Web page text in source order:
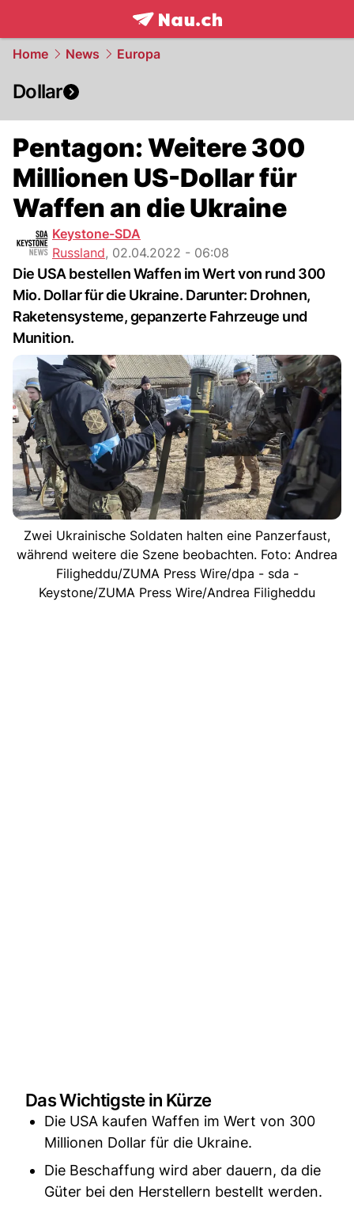
frontpage.NAU.ch
Home News Europa
Dollar
Pentagon: Weitere 300
Millionen US-Dollar für
Waffen an die Ukraine
Keystone-SDA
Russland, 02.04.2022 - 06:08
Die USA bestellen Waffen im Wert von rund 300
Mio. Dollar für die Ukraine. Darunter: Drohnen,
Raketensysteme, gepanzerte Fahrzeuge und
Munition.
Zwei Ukrainische Soldaten halten eine Panzerfaust,
während weitere die Szene beobachten. Foto: Andrea
Filigheddu/ZUMA Press Wire/dpa - sda -
Keystone/ZUMA Press Wire/Andrea Filigheddu
Das Wichtigste in Kürze
Die USA kaufen Waffen im Wert von 300
Millionen Dollar für die Ukraine.
Die Beschaffung wird aber dauern, da die
Güter bei den Herstellern bestellt werden.